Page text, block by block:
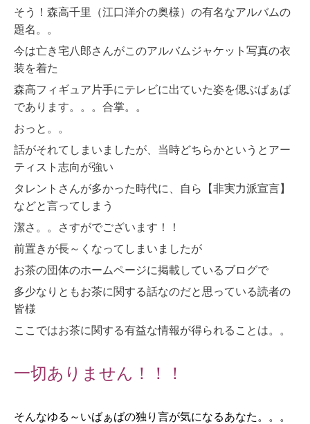
そう！森高千里（江口洋介の奥様）の有名なアルバムの
題名。。
今は亡き宅八郎さんがこのアルバムジャケット写真の衣
装を着た
森高フィギュア片手にテレビに出ていた姿を偲ぶばぁば
であります。。。合掌。。
おっと。。
話がそれてしまいましたが、当時どちらかというとアー
ティスト志向が強い
タレントさんが多かった時代に、自ら【非実力派宣言】
などと言ってしまう
潔さ。。さすがでございます！！
前置きが長～くなってしまいましたが
お茶の団体のホームページに掲載しているブログで
多少なりともお茶に関する話なのだと思っている読者の
皆様
ここではお茶に関する有益な情報が得られることは。。
一切ありません！！！
そんなゆる～いばぁばの独り言が気になるあなた。。。